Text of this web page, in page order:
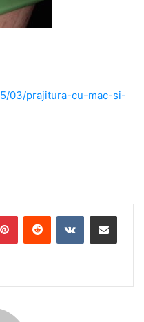
03/prajitura-cu-mac-si-